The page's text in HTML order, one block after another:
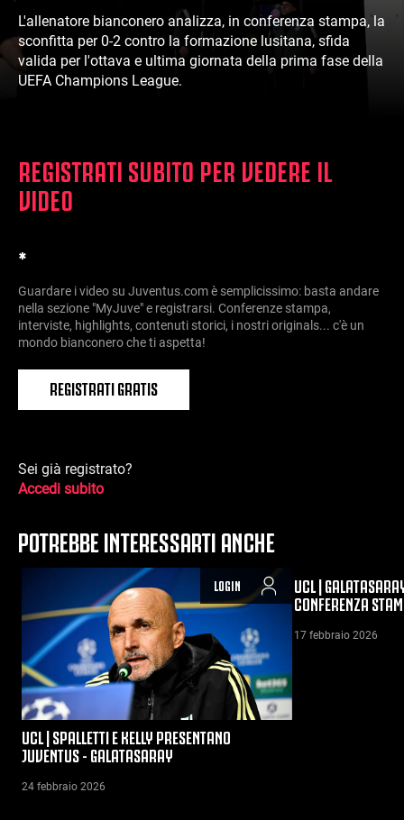
L'allenatore bianconero analizza, in conferenza stampa, la
sconfitta per 0-2 contro la formazione lusitana, sfida
valida per l'ottava e ultima giornata della prima fase della
UEFA Champions League.
REGISTRATI SUBITO PER VEDERE IL
VIDEO
*
Guardare i video su Juventus.com è semplicissimo: basta andare
nella sezione "MyJuve" e registrarsi. Conferenze stampa,
interviste, highlights, contenuti storici, i nostri originals... c'è un
mondo bianconero che ti aspetta!
REGISTRATI GRATIS
Sei già registrato?
Accedi subito
POTREBBE INTERESSARTI ANCHE
LOGIN
UCL | SPALLETTI E KELLY PRESENTANO
JUVENTUS - GALATASARAY
24 febbraio 2026
UCL |
CONFERENZA
17 febbraio 2026